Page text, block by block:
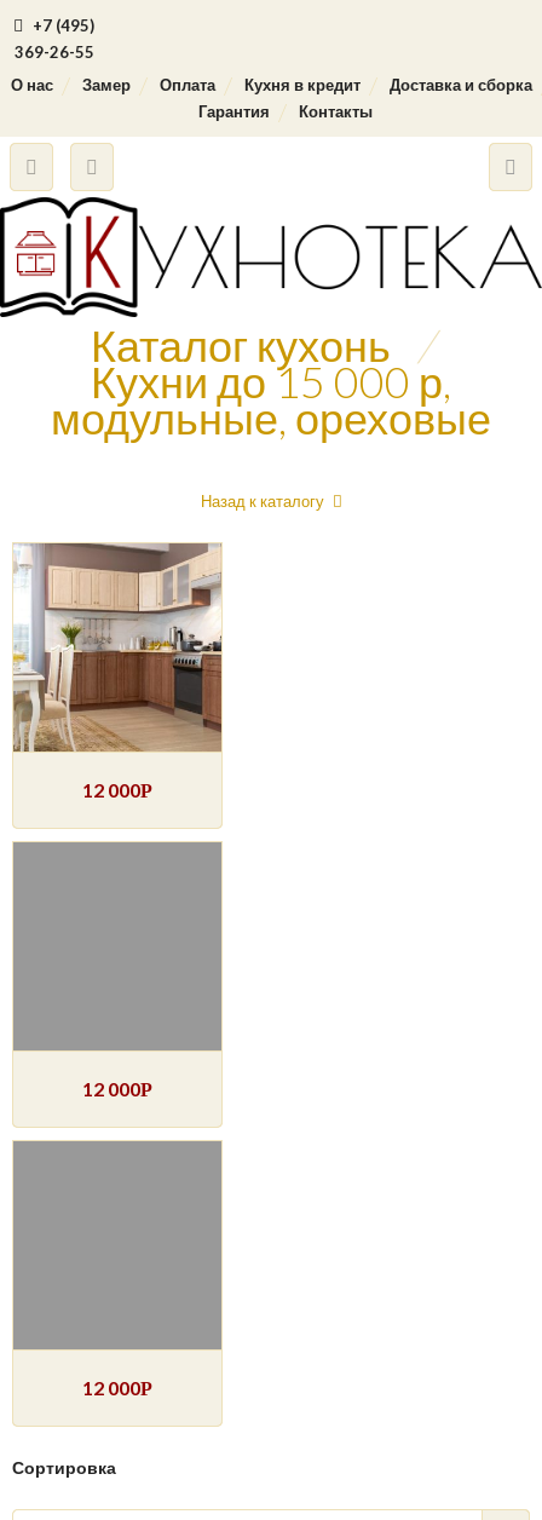
+7 (495)
369-26-55
О нас
Замер Оплата Кухня в кредит
Доставка и сборка
Гарантия
Контакты
Каталог кухонь /
Кухни до 15 000 р,
модульные, ореховые
Назад к каталогу
12 000Р
12 000Р
12 000Р
Сортировка